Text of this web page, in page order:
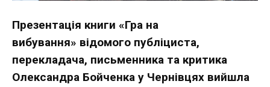
Презентація книги «Гра на
вибування» відомого публіциста,
перекладача, письменника та критика
Олександра Бойченка у Чернівцях вийшла